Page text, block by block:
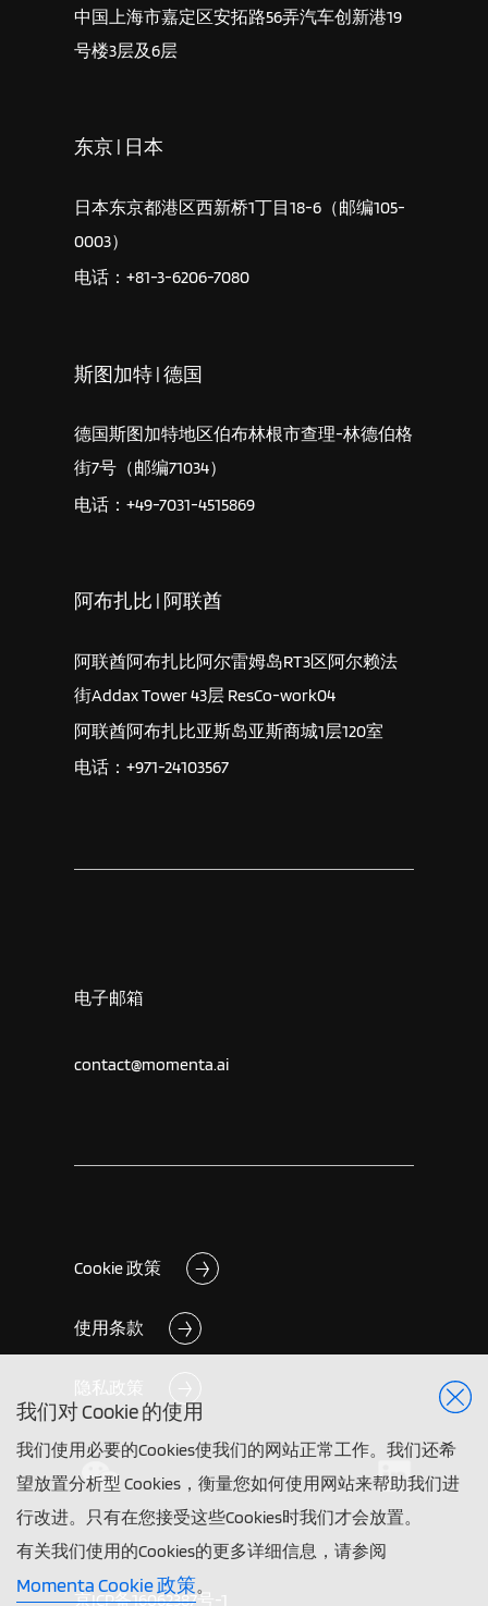
我们对 Cookie 的使用
我们使用必要的Cookies使我们的网站正常工作。我们还希
望放置分析型 Cookies，衡量您如何使用网站来帮助我们进
行改进。只有在您接受这些Cookies时我们才会放置。
有关我们使用的Cookies的更多详细信息，请参阅
Momenta Cookie 政策。
中国上海市嘉定区安拓路56弄汽车创新港19
号楼3层及6层
东京 | 日本
日本东京都港区西新桥1丁目18-6（邮编105-
0003）
电话：+81-3-6206-7080
斯图加特 | 德国
德国斯图加特地区伯布林根市查理-林德伯格
街7号（邮编71034）
电话：+49-7031-4515869
阿布扎比 | 阿联酋
阿联酋阿布扎比阿尔雷姆岛RT3区阿尔赖法
街Addax Tower 43层 ResCo-work04
阿联酋阿布扎比亚斯岛亚斯商城1层120室
电话：+971-24103567
电子邮箱
contact@momenta.ai
Cookie 政策
使用条款
隐私政策
京ICP备16062387号-1